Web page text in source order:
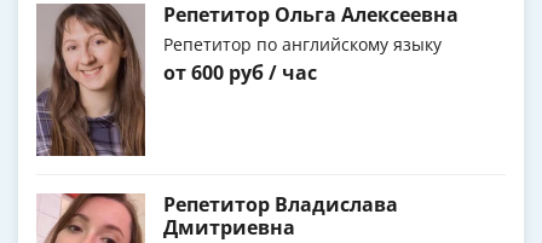
Репетитор Ольга Алексеевна
Репетитор по английскому языку
от 600 руб / час
Репетитор Владислава
Дмитриевна